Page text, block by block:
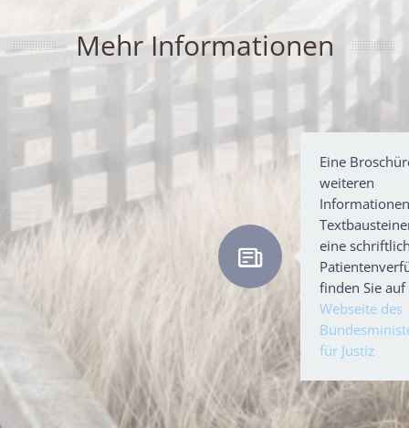
Mehr Informationen
Eine
weiteren
eine
finden Sie
Webseite des
für Justiz